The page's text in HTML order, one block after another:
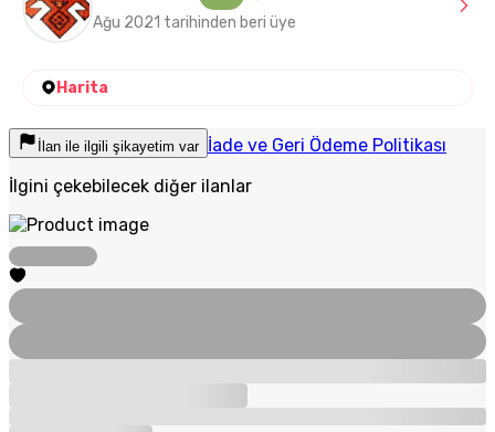
Ağu 2021 tarihinden beri üye
Harita
İlan ile ilgili şikayetim var İade ve Geri Ödeme Politikası
İlgini çekebilecek diğer ilanlar